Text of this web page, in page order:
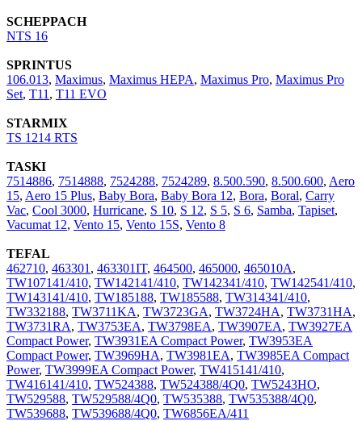
SCHEPPACH
NTS 16
SPRINTUS
106.013, Maximus, Maximus HEPA, Maximus Pro, Maximus Pro
Set, T11 , T11 EVO
STARMIX
TS 1214 RTS
TASKI
7514886, 7514888, 7524288, 7524289, 8.500.590, 8.500.600, Aero
15, Aero 15 Plus, Baby Bora, Baby Bora 12, Bora, Boral, Carry
Vac, Cool 3000, Hurricane, S 10, S 12, S 5, S 6, Samba, Tapiset,
Vacumat 12, Vento 15, Vento 15S, Vento 8
TEFAL
462710, 463301 , 463301IT, 464500, 465000, 465010A,
TW107141/410, TW142141/410, TW142341/410, TW142541/410,
TW143141/410, TW185188, TW185588, TW314341/410,
TW332188, TW3711KA, TW3723GA, TW3724HA, TW3731HA,
TW3731RA, TW3753EA, TW3798EA, TW3907EA, TW3927EA
Compact Power, TW3931EA Compact Power, TW3953EA
Compact Power, TW3969HA, TW3981EA, TW3985EA Compact
Power, TW3999EA Compact Power, TW415141/410,
TW416141/410, TW524388, TW524388/4Q0, TW5243HO,
TW529588, TW529588/4Q0, TW535388, TW535388/4Q0,
TW539688, TW539688/4Q0, TW6856EA/411